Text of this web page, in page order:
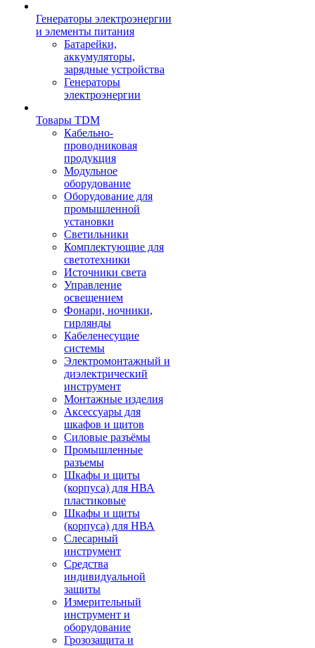
Генераторы электроэнергии
и элементы питания
Батарейки,
аккумуляторы,
зарядные устройства
Генераторы
электроэнергии
Товары TDM
Кабельно-
проводниковая
продукция
Модульное
оборудование
Оборудование для
промышленной
установки
Светильники
Комплектующие для
светотехники
Источники света
Управление
освещением
Фонари, ночники,
гирлянды
Кабеленесущие
системы
Электромонтажный и
диэлектрический
инструмент
Монтажные изделия
Аксессуары для
шкафов и щитов
Силовые разъёмы
Промышленные
разъемы
Шкафы и щиты
(корпуса) для НВА
пластиковые
Шкафы и щиты
(корпуса) для НВА
Слесарный
инструмент
Средства
индивидуальной
защиты
Измерительный
инструмент и
оборудование
Грозозащита и